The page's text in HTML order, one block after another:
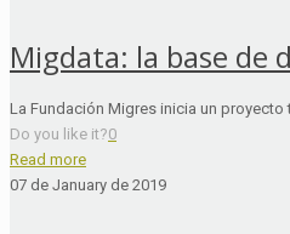
Migdata: la base de
La Fundación Migres inicia un
Do you like it?0
Read more
07 de January de 2019